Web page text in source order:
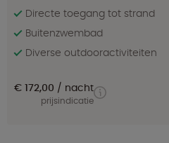
Directe toegang tot strand
Buitenzwembad
Diverse outdooractiviteiten
€ 172,00 nacht
prijsindicatie